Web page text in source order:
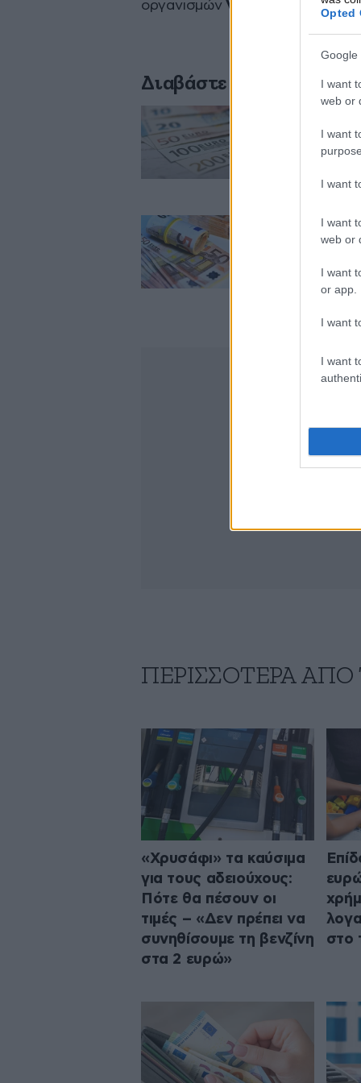
Opted
Google
I want
web or
I want
I want
I want
web or
I want
or app.
I want
I want
οργανισμώνVISA και
Διαβάστε σχετικά
Μπλόκο από την
επιχειρήσεων –
Ποιες φορο-
ΠΕΡΙΣΣΟΤΕΡΑ
«Χρυσάφι» τα καύσιμα
για τους αδειούχους:
Πότε θα πέσουν οι
τιμές – «Δεν πρέπει να
συνηθίσουμε τη βενζίνη
στα 2 ευρώ»
στο